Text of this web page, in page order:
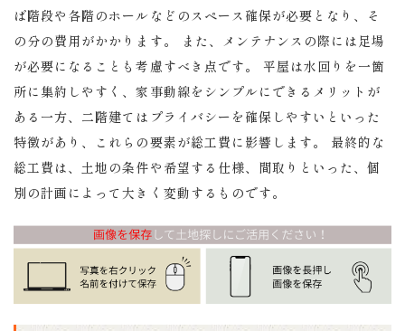
ば階段や各階のホールなどのスペース確保が必要となり、そ
の分の費用がかかります。 また、メンテナンスの際には足場
が必要になることも考慮すべき点です。 平屋は水回りを一箇
所に集約しやすく、家事動線をシンプルにできるメリットが
ある一方、二階建てはプライバシーを確保しやすいといった
特徴があり、これらの要素が総工費に影響します。 最終的な
総工費は、土地の条件や希望する仕様、間取りといった、個
別の計画によって大きく変動するものです。